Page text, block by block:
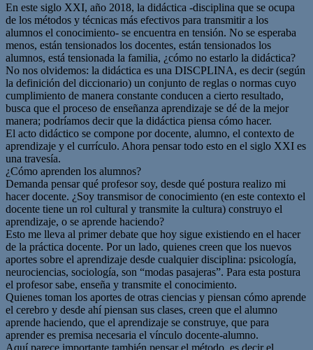
En este siglo XXI, año 2018, la didáctica -disciplina que se ocupa
de los métodos y técnicas más efectivos para transmitir a los
alumnos el conocimiento- se encuentra en tensión. No se esperaba
menos, están tensionados los docentes, están tensionados los
alumnos, está tensionada la familia, ¿cómo no estarlo la didáctica?
No nos olvidemos: la didáctica es una DISCPLINA, es decir (según
la definición del diccionario) un conjunto de reglas o normas cuyo
cumplimiento de manera constante conducen a cierto resultado,
busca que el proceso de enseñanza aprendizaje se dé de la mejor
manera; podríamos decir que la didáctica piensa cómo hacer.
El acto didáctico se compone por docente, alumno, el contexto de
aprendizaje y el currículo. Ahora pensar todo esto en el siglo XXI es
una travesía.
¿Cómo aprenden los alumnos?
Demanda pensar qué profesor soy, desde qué postura realizo mi
hacer docente. ¿Soy transmisor de conocimiento (en este contexto el
docente tiene un rol cultural y transmite la cultura) construyo el
aprendizaje, o se aprende haciendo?
Esto me lleva al primer debate que hoy sigue existiendo en el hacer
de la práctica docente. Por un lado, quienes creen que los nuevos
aportes sobre el aprendizaje desde cualquier disciplina: psicología,
neurociencias, sociología, son “modas pasajeras”. Para esta postura
el profesor sabe, enseña y transmite el conocimiento.
Quienes toman los aportes de otras ciencias y piensan cómo aprende
el cerebro y desde ahí piensan sus clases, creen que el alumno
aprende haciendo, que el aprendizaje se construye, que para
aprender es premisa necesaria el vínculo docente-alumno.
Aquí parece importante también pensar el método, es decir el